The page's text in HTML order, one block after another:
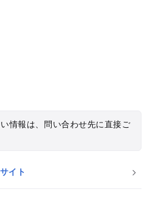
情報は、問い合わせ先に直接ご
イト